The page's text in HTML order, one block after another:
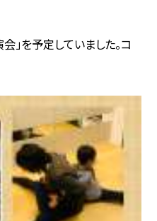
」を予定していました。コ